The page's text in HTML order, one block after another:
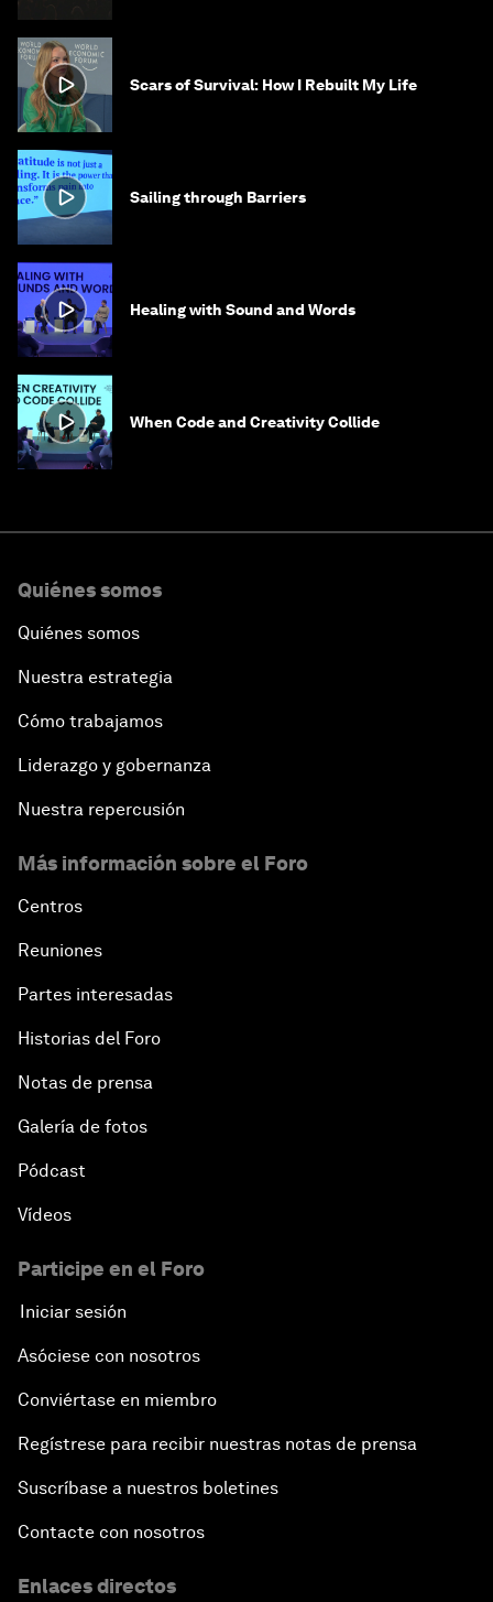
Scars of Survival: How I Rebuilt My Life
Sailing through Barriers
Healing with Sound and Words
When Code and Creativity Collide
Quiénes somos
Quiénes somos
Nuestra estrategia
Cómo trabajamos
Liderazgo y gobernanza
Nuestra repercusión
Más información sobre el Foro
Centros
Reuniones
Partes interesadas
Historias del Foro
Notas de prensa
Galería de fotos
Pódcast
Vídeos
Participe en el Foro
Iniciar sesión
Asóciese con nosotros
Conviértase en miembro
Regístrese para recibir nuestras notas de prensa
Suscríbase a nuestros boletines
Contacte con nosotros
Enlaces directos